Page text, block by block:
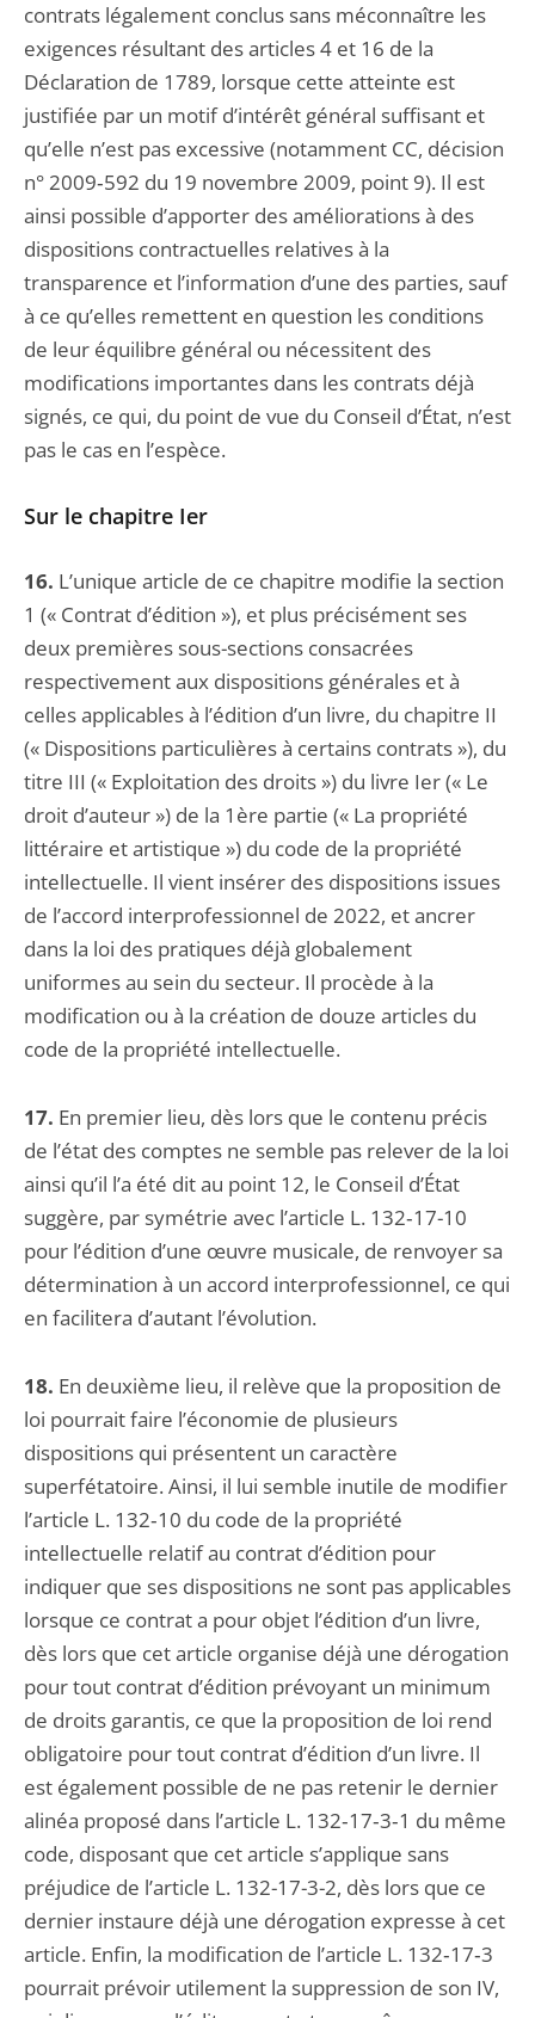
contrats légalement conclus sans méconnaître les
exigences résultant des articles 4 et 16 de la
Déclaration de 1789, lorsque cette atteinte est
justifiée par un motif d’intérêt général suffisant et
qu’elle n’est pas excessive (notamment CC, décision
n° 2009‑592 du 19 novembre 2009, point 9). Il est
ainsi possible d’apporter des améliorations à des
dispositions contractuelles relatives à la
transparence et l’information d’une des parties, sauf
à ce qu’elles remettent en question les conditions
de leur équilibre général ou nécessitent des
modifications importantes dans les contrats déjà
signés, ce qui, du point de vue du Conseil d’État, n’est
pas le cas en l’espèce.
Sur le chapitre Ier
16. L’unique article de ce chapitre modifie la section
1 (« Contrat d’édition »), et plus précisément ses
deux premières sous-sections consacrées
respectivement aux dispositions générales et à
celles applicables à l’édition d’un livre, du chapitre II
(« Dispositions particulières à certains contrats »), du
titre III (« Exploitation des droits ») du livre Ier (« Le
droit d’auteur ») de la 1ère partie (« La propriété
littéraire et artistique ») du code de la propriété
intellectuelle. Il vient insérer des dispositions issues
de l’accord interprofessionnel de 2022, et ancrer
dans la loi des pratiques déjà globalement
uniformes au sein du secteur. Il procède à la
modification ou à la création de douze articles du
code de la propriété intellectuelle.
17. En premier lieu, dès lors que le contenu précis
de l’état des comptes ne semble pas relever de la loi
ainsi qu’il l’a été dit au point 12, le Conseil d’État
suggère, par symétrie avec l’article L. 132‑17-10
pour l’édition d’une œuvre musicale, de renvoyer sa
détermination à un accord interprofessionnel, ce qui
en facilitera d’autant l’évolution.
18. En deuxième lieu, il relève que la proposition de
loi pourrait faire l’économie de plusieurs
dispositions qui présentent un caractère
superfétatoire. Ainsi, il lui semble inutile de modifier
l’article L. 132‑10 du code de la propriété
intellectuelle relatif au contrat d’édition pour
indiquer que ses dispositions ne sont pas applicables
lorsque ce contrat a pour objet l’édition d’un livre,
dès lors que cet article organise déjà une dérogation
pour tout contrat d’édition prévoyant un minimum
de droits garantis, ce que la proposition de loi rend
obligatoire pour tout contrat d’édition d’un livre. Il
est également possible de ne pas retenir le dernier
alinéa proposé dans l’article L. 132‑17‑3‑1 du même
code, disposant que cet article s’applique sans
préjudice de l’article L. 132-17-3-2, dès lors que ce
dernier instaure déjà une dérogation expresse à cet
article. Enfin, la modification de l’article L. 132‑17‑3
pourrait prévoir utilement la suppression de son IV,